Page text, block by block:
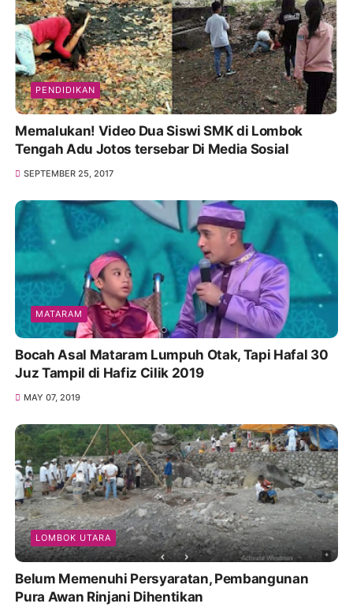
PENDIDIKAN
Memalukan! Video Dua Siswi SMK di Lombok
Tengah Adu Jotos tersebar Di Media Sosial
SEPTEMBER 25, 2017
MATARAM
Bocah Asal Mataram Lumpuh Otak, Tapi Hafal 30
Juz Tampil di Hafiz Cilik 2019
MAY 07, 2019
LOMBOK UTARA
Belum Memenuhi Persyaratan, Pembangunan
Pura Awan Rinjani Dihentikan